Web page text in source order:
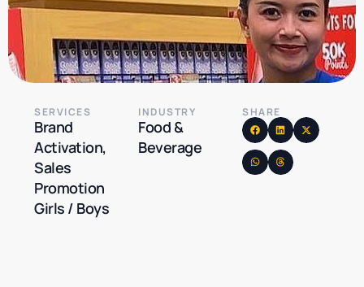
SERVICES
Brand
Activation,
Sales
Promotion
Girls / Boys
INDUSTRY
Food &
Beverage
SHARE